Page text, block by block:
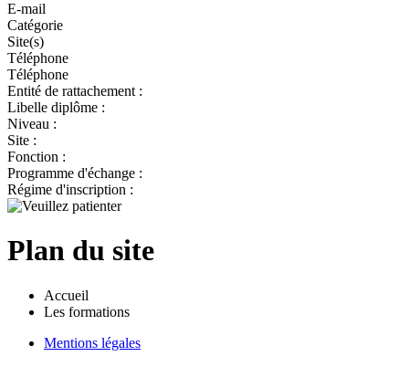
E-mail
Catégorie
Site(s)
Téléphone
Téléphone
Entité de rattachement :
Libelle diplôme :
Niveau :
Site :
Fonction :
Programme d'échange :
Régime d'inscription :
Plan du site
Accueil
Les formations
Mentions légales